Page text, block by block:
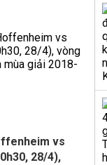
vs
28/4),